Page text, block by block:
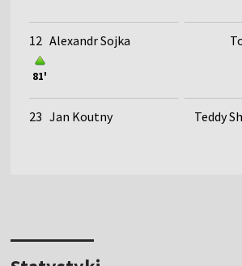
12 Alexandr Sojka
81'
23 Jan Koutny Teddy